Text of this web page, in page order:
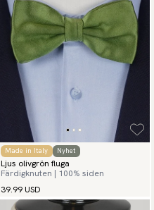
Made in Italy Nyhet
Ljus olivgrön fluga
Färdigknuten | 100% siden
39.99 USD